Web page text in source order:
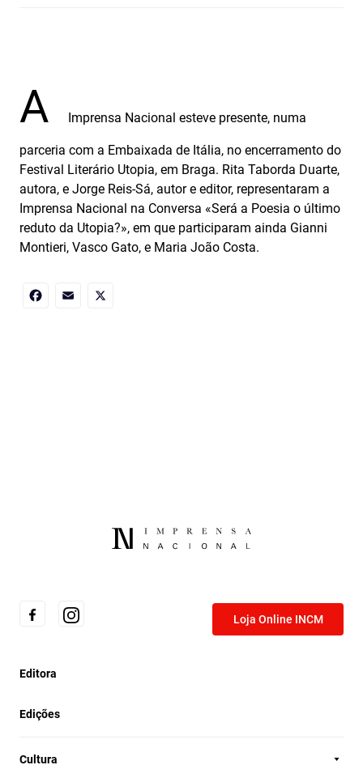
A Imprensa Nacional esteve presente, numa
parceria com a Embaixada de Itália, no encerramento do
Festival Literário Utopia, em Braga. Rita Taborda Duarte,
autora, e Jorge Reis-Sá, autor e editor, representaram a
Imprensa Nacional na Conversa «Será a Poesia o último
reduto da Utopia?», em que participaram ainda Gianni
Montieri, Vasco Gato, e Maria João Costa.
Loja Online INCM
Editora
Edições
Cultura